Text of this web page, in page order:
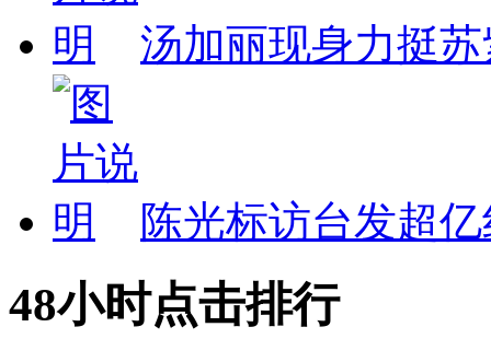
汤加丽现身力挺
陈光标访台发超
48小时点击排行